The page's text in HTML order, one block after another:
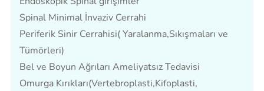
Spinal Minimal İnvaziv Cerrahi
Periferik Sinir Cerrahisi( Yaralanma,Sıkışmaları ve
Tümörleri)
Bel ve Boyun Ağrıları Ameliyatsız Tedavisi
Omurga Kırıkları(Vertebroplasti,Kifoplasti,